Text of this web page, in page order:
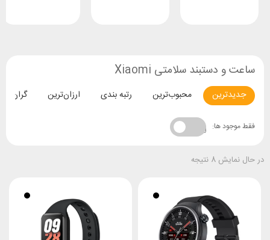
ساعت و دستبند سلامتی Xiaomi
جدیدترین محبوب‌ترین رتبه بندی ارزان‌ترین
فقط موجود ها:
در حال نمایش 8 نتیجه